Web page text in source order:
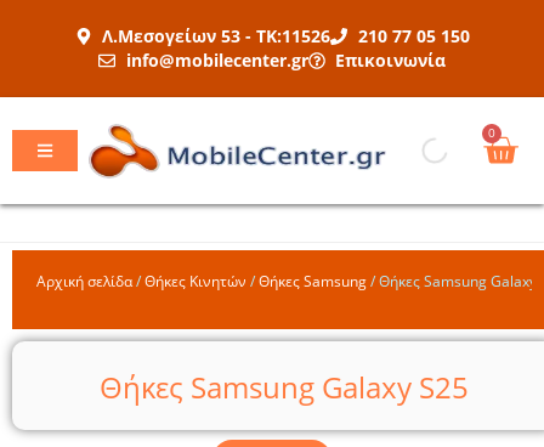
Λ.Μεσογείων 53 - ΤΚ:11526
210 77 05 150
info@mobilecenter.gr
Επικοινωνία
0
Αρχική σελίδα/Θήκες Κινητών /Θήκες Samsung/Θήκες Samsung Galaxy
Θήκες Samsung Galaxy S25